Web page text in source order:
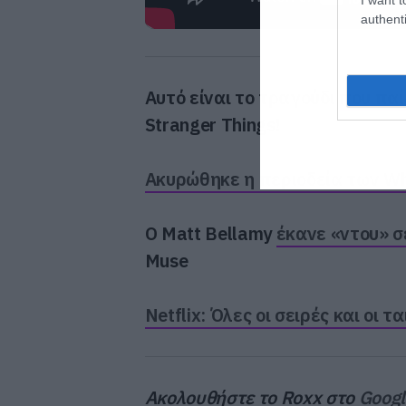
Αυτό είναι το τραγούδι που
Stranger Things!
Ακυρώθηκε η περιοδεία των
Ο Matt Bellamyέκανε «ντου»
Muse
Netflix: Όλες οι σειρές και οι
Ακολουθήστε το Roxx στο